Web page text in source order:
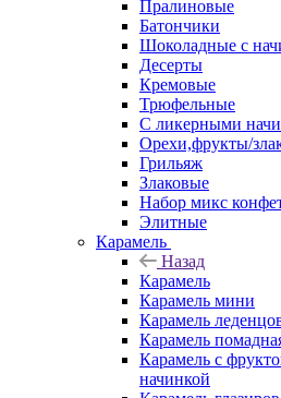
Пралиновые
Батончики
Шоколадные с
Десерты
Кремовые
Трюфельные
С ликерными
Орехи,фрукты/
Грильяж
Злаковые
Набор микс
Элитные
Карамель
Назад
Карамель
Карамель мини
Карамель
Карамель
Карамель с
начинкой